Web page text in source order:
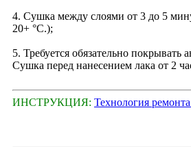
4. Сушка между слоями от 3 до 5
20+ °С.);
5. Требуется обязательно покрывать
Сушка перед нанесением лака от 2
ИНСТРУКЦИЯ: Технология